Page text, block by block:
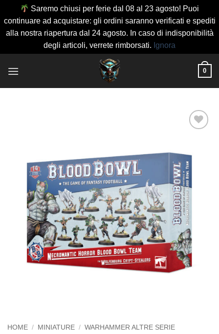
Saremo chiusi per ferie dal 08 al 23 agosto! Puoi
continuare ad acquistare: gli ordini saranno verificati e spediti
alla nostra riapertura dal 24 agosto. In caso di indisponibilità
degli articoli, verrete rimborsati. Ignora
0
dei
desideri
HOME / MINIATURE / WARHAMMER ALTRE SERIE